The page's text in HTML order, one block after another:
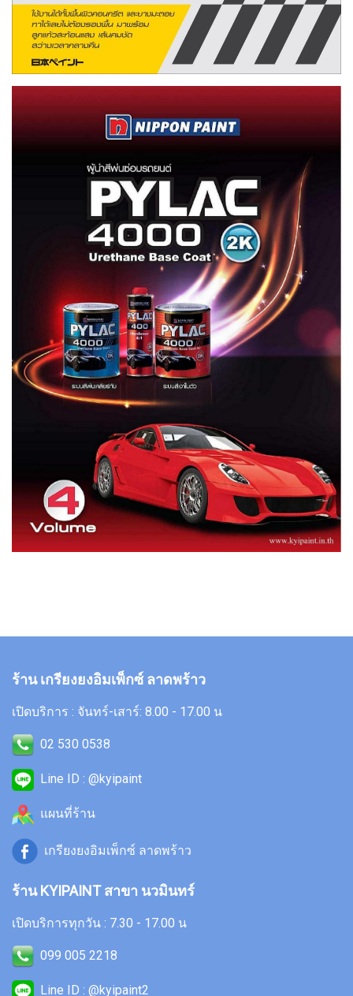
ร้าน เกรียงยงอิมเพ็กซ์ ลาดพร้าว
เปิดบริการ : จันทร์-เสาร์: 8.00 - 17.00 น
02 530 0538
Line ID : @kyipaint
แผนที่ร้าน
เกรียงยงอิมเพ็กซ์ ลาดพร้าว
ร้าน KYIPAINT สาขา นวมินทร์
เปิดบริการทุกวัน : 7.30 - 17.00 น
099 005 2218
Line ID : @kyipaint2